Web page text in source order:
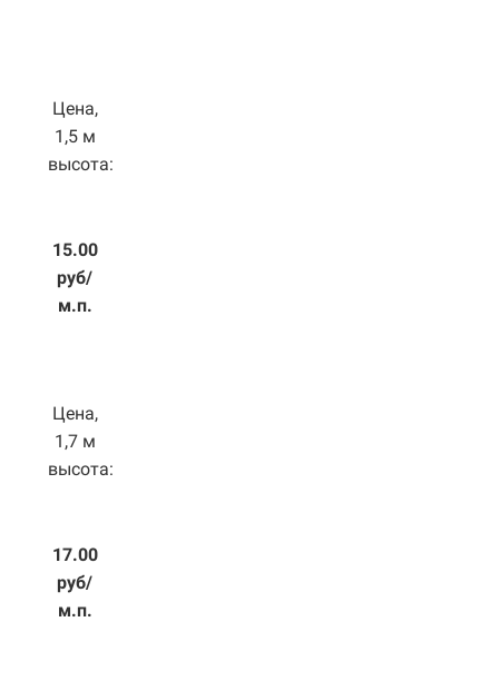
Цена,
1,5 м
высота:
15.00
руб/
м.п.
Цена,
1,7 м
высота:
17.00
руб/
м.п.